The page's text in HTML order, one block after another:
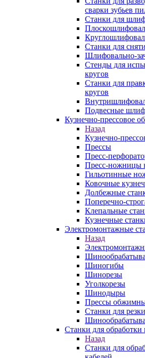
сварки зубьев
Станки для
Станки для
Шлифовально-
Стенды для
кругов
Станки для
кругов
Подвесные
Кузнечно-прессовое
Назад
Кузнечно-
Прессы
Пресс-
Пресс-ножницы
Гильотинные
Ковочные
Долбежные
Поперечно-
Клепальные
Кузнечные
Электромонтажные
Назад
Шиногибы
Шинорезы
Уголкорезы
Шинодыры
Прессы
Станки для
Станки для обработки
Назад
Станки для